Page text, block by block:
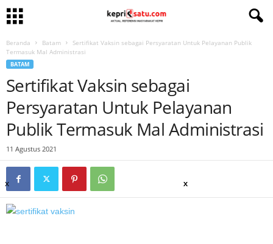
Beranda Batam
Sertifikat Vaksin sebagai Persyaratan Untuk Pelayanan Publik
Termasuk Mal Administrasi
BATAM
Sertifikat Vaksin sebagai
Persyaratan Untuk Pelayanan
Publik Termasuk Mal Administrasi
11 Agustus 2021
x
x
x